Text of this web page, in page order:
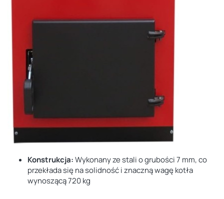
Konstrukcja:Wykonany ze stali o grubości 7 mm, co
przekłada się na solidność i znaczną wagę kotła
wynoszącą 720 kg